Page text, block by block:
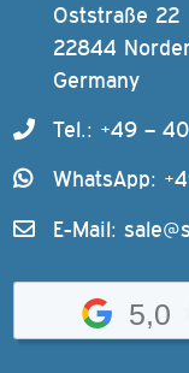
Oststraße 22
22844
Germany
Tel.: +49 –
WhatsApp:
E-Mail:
5,0